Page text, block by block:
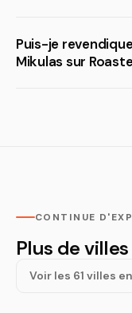
Puis-je
Mikulas sur
CONTINUE
Plus de
Voir les 61 villes